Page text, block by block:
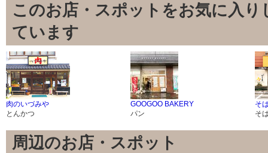
このお店・スポットをお気に入
ています
肉のいづみや
とんかつ
GOOGOO BAKERY
パン
そ
そ
周辺のお店・スポット